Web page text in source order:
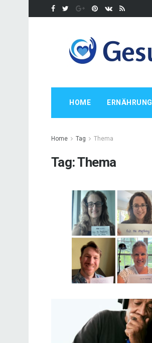
HOME ERNÄHRUNG
Home Tag Thema
Tag:Thema